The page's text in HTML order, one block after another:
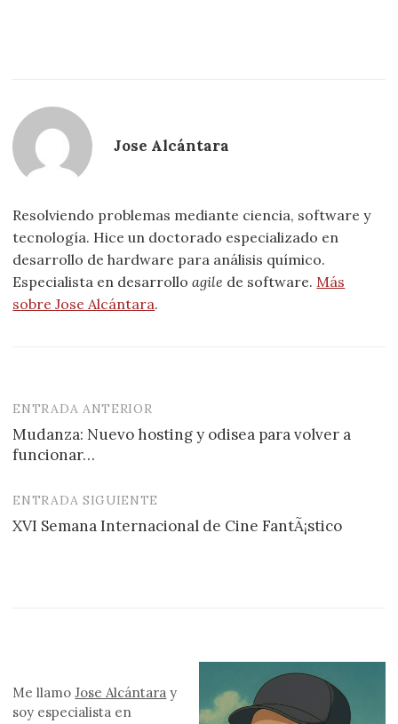
Jose Alcántara
Resolviendo problemas mediante ciencia, software y
tecnología. Hice un doctorado especializado en
desarrollo de hardware para análisis químico.
Especialista en desarrolloagile de software. Más
sobre Jose Alcántara.
Navegación
de
ENTRADA ANTERIOR
Mudanza: Nuevo hosting y odisea para volver a
funcionar…
ENTRADA SIGUIENTE
XVI Semana Internacional de Cine FantÃ¡stico
Me llamoJose Alcántara y
soy especialista en